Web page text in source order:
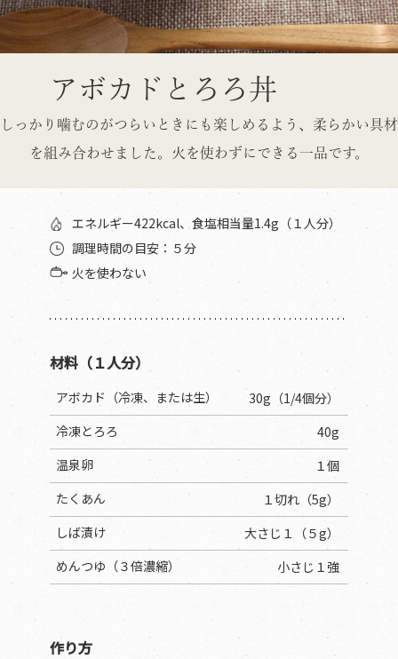
アボカドとろろ丼
しっかり噛むのがつらいときにも楽しめるよう、柔らかい具材
を組み合わせました。火を使わずにできる一品です。
エネルギー422kcal、食塩相当量1.4g（１人分）
調理時間の目安：５分
火を使わない
材料（１人分）
アボカド（冷凍、または生）
30g（1/4個分）
冷凍とろろ
40g
温泉卵
１個
たくあん
１切れ（5g）
しば漬け
大さじ１（５g）
めんつゆ（３倍濃縮）
小さじ１強
作り方